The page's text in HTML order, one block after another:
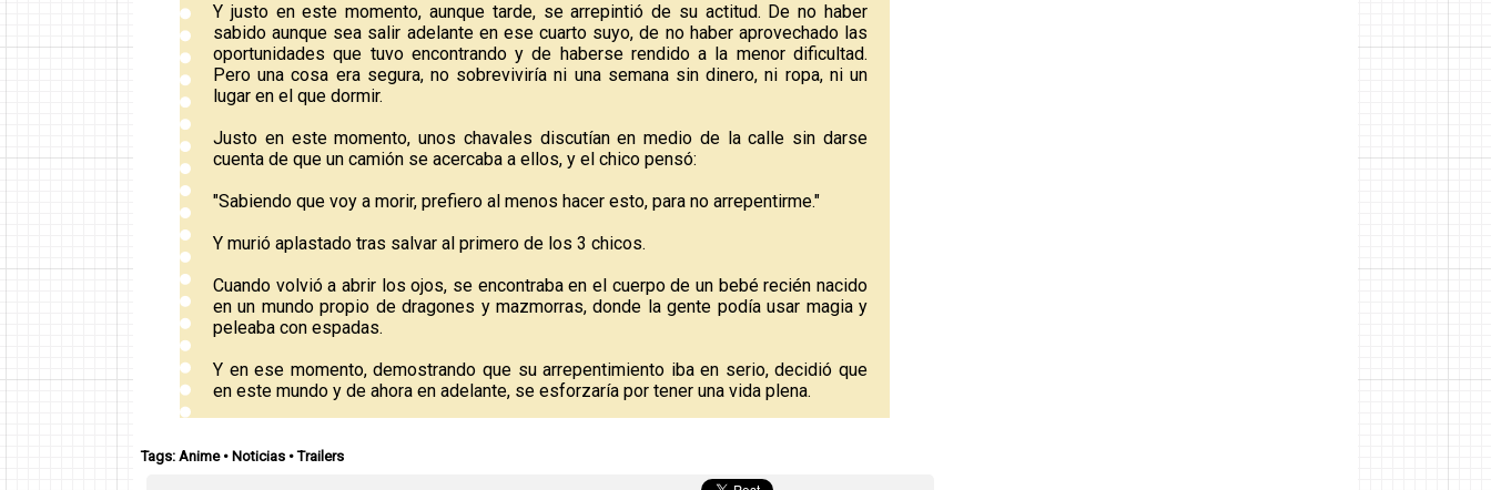
Y justo en este momento, aunque tarde, se arrepintió de su actitud. De no haber
sabido aunque sea salir adelante en ese cuarto suyo, de no haber aprovechado las
oportunidades que tuvo encontrando y de haberse rendido a la menor dificultad.
Pero una cosa era segura, no sobreviviría ni una semana sin dinero, ni ropa, ni un
lugar en el que dormir.
Justo en este momento, unos chavales discutían en medio de la calle sin darse
cuenta de que un camión se acercaba a ellos, y el chico pensó:
"Sabiendo que voy a morir, prefiero al menos hacer esto, para no arrepentirme."
Y murió aplastado tras salvar al primero de los 3 chicos.
Cuando volvió a abrir los ojos, se encontraba en el cuerpo de un bebé recién nacido
en un mundo propio de dragones y mazmorras, donde la gente podía usar magia y
peleaba con espadas.
Y en ese momento, demostrando que su arrepentimiento iba en serio, decidió que
en este mundo y de ahora en adelante, se esforzaría por tener una vida plena.
Tags: Anime• Noticias •Trailers